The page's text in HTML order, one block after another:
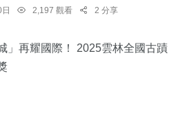
2,197 觀看 2 分享